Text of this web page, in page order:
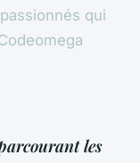
qui
les